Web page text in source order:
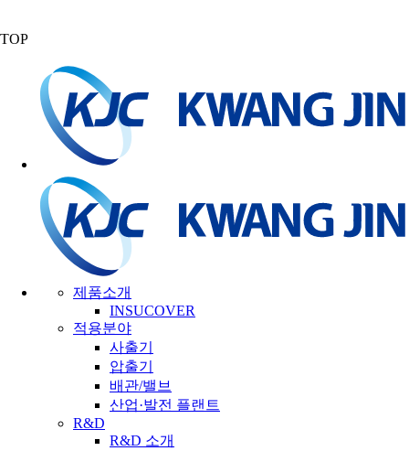
TOP
제품소개
INSUCOVER
적용분야
사출기
압출기
배관/밸브
산업·발전 플랜트
R&D
R&D 소개